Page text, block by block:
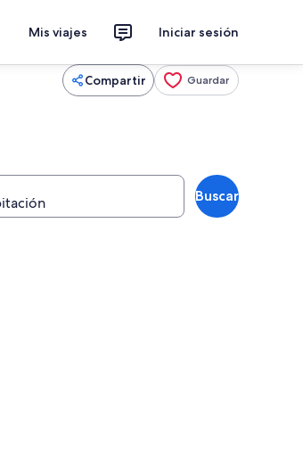
Mis viajes Iniciar sesión
Compartir Guardar
Buscar